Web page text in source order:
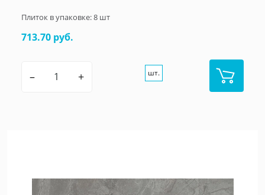
Плиток в упаковке:8 шт
713.70 руб.
– + шт.